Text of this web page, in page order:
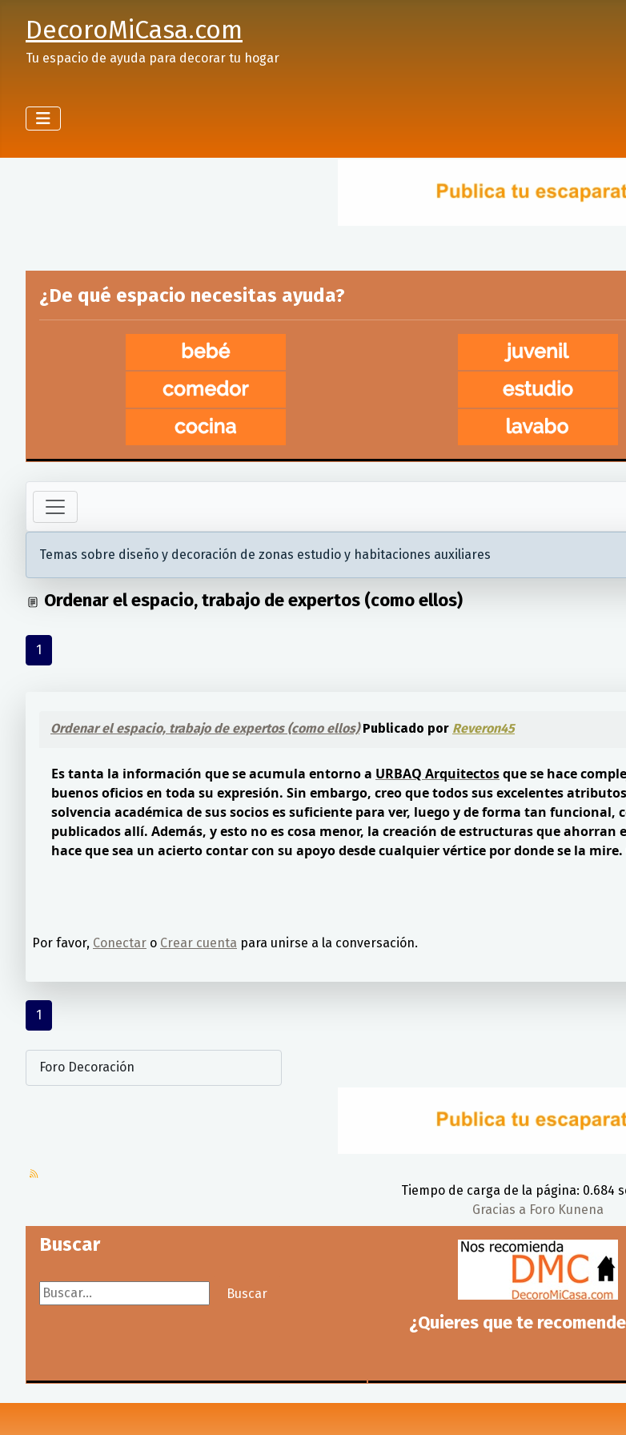
DecoroMiCasa.com
Tu espacio de ayuda para decorar tu hogar
¿De qué espacio necesitas ayuda?
Temas sobre diseño y decoración de zonas estudio y habitaciones auxiliares
Ordenar el espacio, trabajo de expertos (como ellos)
1
Ordenar el espacio, trabajo de expertos (como ellos)Publicado por Reveron45
Es tanta la información que se acumula entorno a URBAQ Arquitectosque se hace
buenos oficios en toda su expresión. Sin embargo, creo que todos sus excelentes
solvencia académica de sus socios es suficiente para ver, luego y de forma tan funcional,
publicados allí. Además, y esto no es cosa menor, la creación de estructuras que
hace que sea un acierto contar con su apoyo desde cualquier vértice por donde se la
Por favor, Conectar o Crear cuenta para unirse a la conversación.
1
Tiempo de carga de la página: 0.684
Gracias a Foro Kunena
Buscar
Buscar...
Buscar
¿Quieres que te